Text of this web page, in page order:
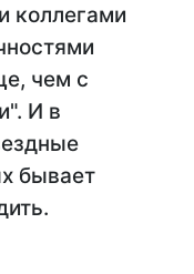
коллегами
чем с
И в
бывает